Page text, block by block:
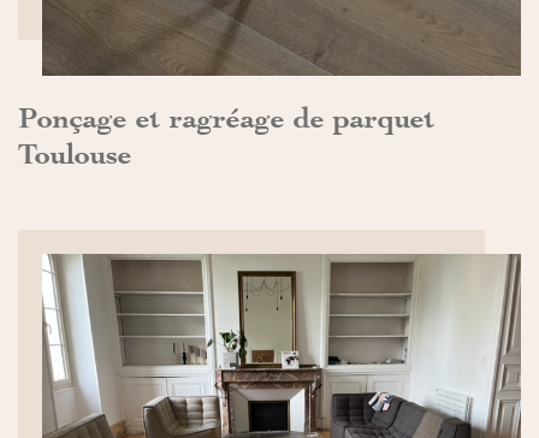
Ponçage et ragréage de parquet
Toulouse
DÉCOUVRIR>>